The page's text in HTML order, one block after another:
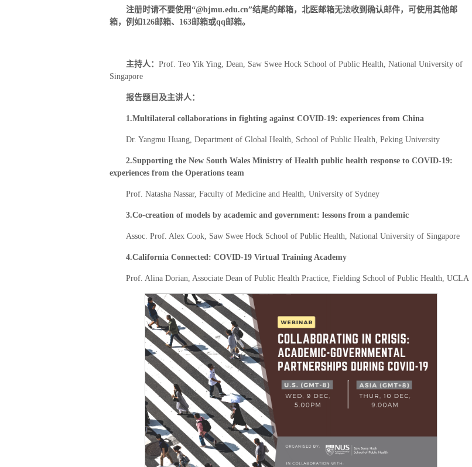
注册时请不要使用“@bjmu.edu.cn”结尾的邮箱，北医邮箱无法收到确认邮件，可使用其他邮
箱，例如 126邮箱、 163邮箱或qq 邮箱。
主持人： Prof. Teo Yik Ying, Dean, Saw Swee Hock School of Public Health, National University of
Singapore
报告题目及主讲人：
1.Multilateral collaborations in fighting against COVID-19: experiences from China
Dr. Yangmu Huang, Department of Global Health, School of Public Health, Peking University
2.Supporting the New South Wales Ministry of Health public health response to COVID-19:
experiences from the Operations team
Prof. Natasha Nassar, Faculty of Medicine and Health, University of Sydney
3.Co-creation of models by academic and government: lessons from a pandemic
Assoc. Prof. Alex Cook, Saw Swee Hock School of Public Health, National University of Singapore
4.California Connected: COVID-19 Virtual Training Academy
Prof. Alina Dorian, Associate Dean of Public Health Practice, Fielding School of Public Health, UCLA